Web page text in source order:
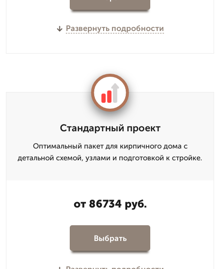
Развернуть подробности
Стандартный проект
Оптимальный пакет для кирпичного дома с
детальной схемой, узлами и подготовкой к стройке.
от 86734 руб.
Выбрать